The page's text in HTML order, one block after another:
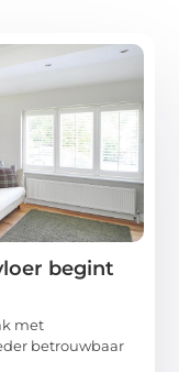
begint
met
betrouwbaar